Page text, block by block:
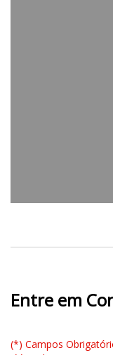
Entre em
(*) Campos